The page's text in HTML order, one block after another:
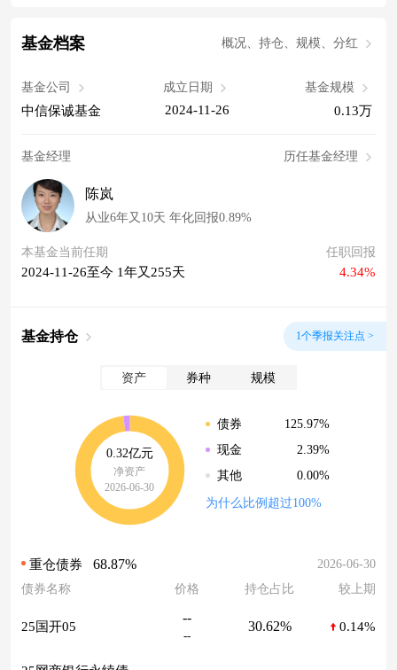
基金档案 概况、持仓、规模、分红
基金公司
中信保诚基金
成立日期
2024-11-26
基金规模
0.13万
基金经理 历任基金经理
陈岚
从业6年又10天 年化回报0.89%
本基金当前任期
2024-11-26至今 1年又255天
任职回报
4.34%
基金持仓 1个季报关注点 >
资产 券种 规模
0.32亿元
净资产
2026-06-30
债券
125.97%
现金
2.39%
其他
0.00%
为什么比例超过100%
重仓债券 68.87%
2026-06-30
债券名称
价格 持仓占比 较上期
25国开05
--
--
30.62% 0.14%